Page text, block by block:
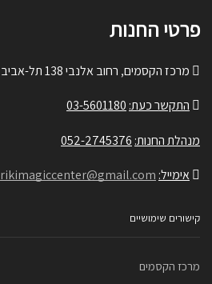
פרטי החנות
מרכז הקסמים, רחוב אלנבי 138 תל-אביב
התקשר כעת: 03-5601180
מנהלת החנות: 052-2745376
אימייל: rikimagiccenter@gmail.com
קישורים שימושיים
מרכז הקסמים